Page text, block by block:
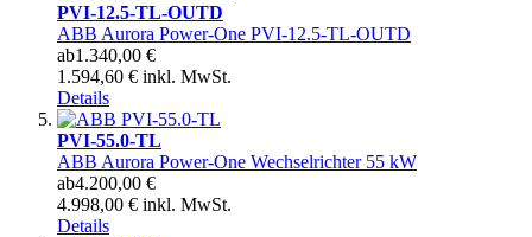
PVI-12.5-TL-OUTD
ABB Aurora Power-One PVI-12.5-TL-OUTD
ab1.340,00 €
1.594,60 € inkl. MwSt.
Details
PVI-55.0-TL
ABB Aurora Power-One Wechselrichter 55 kW
ab4.200,00 €
4.998,00 € inkl. MwSt.
Details